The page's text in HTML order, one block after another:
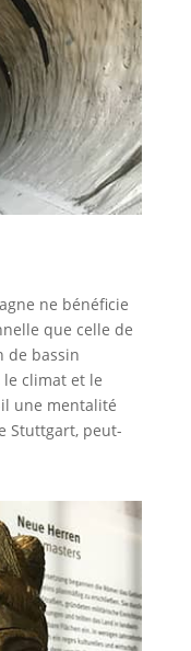
ne bénéficie
que celle de
de bassin
climat et le
une mentalité
Stuttgart, peut-